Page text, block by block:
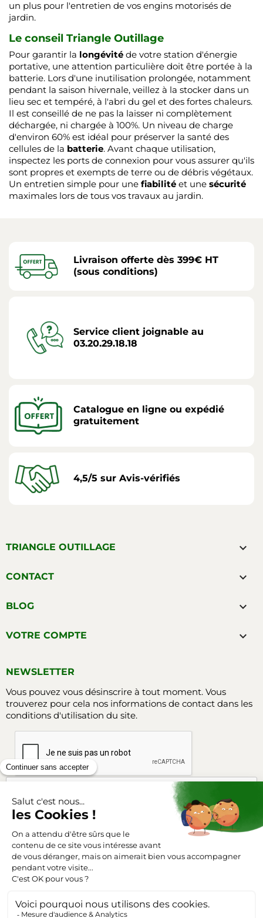
un plus pour l'entretien de vos engins motorisés de
jardin.
Le conseil Triangle Outillage
Pour garantir la longévité de votre station d'énergie
portative, une attention particulière doit être portée à la
batterie. Lors d'une inutilisation prolongée, notamment
pendant la saison hivernale, veillez à la stocker dans un
lieu sec et tempéré, à l'abri du gel et des fortes chaleurs.
Il est conseillé de ne pas la laisser ni complètement
déchargée, ni chargée à 100%. Un niveau de charge
d'environ 60% est idéal pour préserver la santé des
cellules de la batterie. Avant chaque utilisation,
inspectez les ports de connexion pour vous assurer qu'ils
sont propres et exempts de terre ou de débris végétaux.
Un entretien simple pour une fiabilité et une sécurité
maximales lors de tous vos travaux au jardin.
Livraison offerte dès 399€ HT
(sous conditions)
Service client joignable au
03.20.29.18.18
Catalogue en ligne ou expédié
gratuitement
4,5/5 sur Avis-vérifiés
TRIANGLE OUTILLAGE 
CONTACT 
BLOG 
VOTRE COMPTE 
NEWSLETTER
Vous pouvez vous désinscrire à tout moment. Vous
trouverez pour cela nos informations de contact dans les
conditions d'utilisation du site.
SUIVEZ-NOUS
Mentions légales